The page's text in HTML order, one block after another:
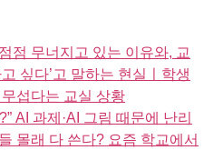
점 무너지고 있는 이유와, 교
싶다’고 말하는 현실ㅣ학생
섭다는 교실 상황
AI 과제·AI 그림 때문에 난리
몰래 다 쓴다? 요즘 학교에서